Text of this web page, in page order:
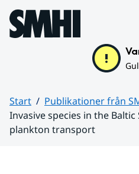
Hoppa till sidans innehåll
Start
Publikationer från
Invasive species in the
plankton transport